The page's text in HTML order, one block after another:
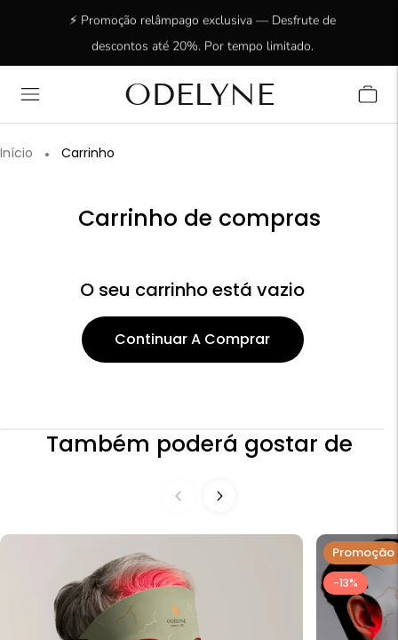
✨ Mais de 15.000 clientes radiantes! Obrigado por
⚡ Promoção relâmpago exclusiva — Desfrute de
descontos até 20%. Por tempo limitado.
ODELYNE
Início Carrinho
Carrinho de compras
O seu carrinho está vazio
Continuar A Comprar
Também poderá gostar de
Promoção
-13%